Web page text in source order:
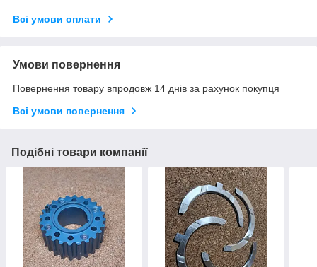
Всі умови оплати
Умови повернення
Повернення товару впродовж 14 днів за рахунок покупця
Всі умови повернення
Подібні товари компанії